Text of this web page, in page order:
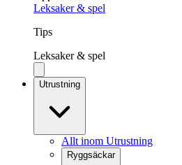
Leksaker & spel
Tips
Leksaker & spel
Utrustning
Allt inom Utrustning
Ryggsäckar